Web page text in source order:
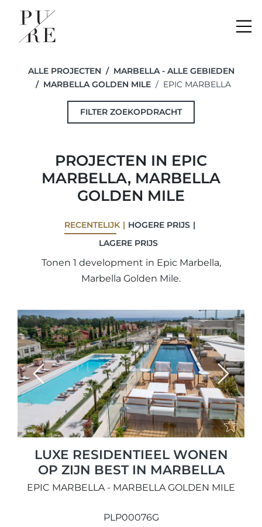
ALLE PROJECTEN
MARBELLA - ALLE GEBIEDEN
MARBELLA GOLDEN MILE
EPIC MARBELLA
FILTER ZOEKOPDRACHT
PROJECTEN IN EPIC
MARBELLA, MARBELLA
GOLDEN MILE
RECENTELIJK
HOGERE PRIJS
LAGERE PRIJS
Tonen 1 development in Epic Marbella,
Marbella Golden Mile.
Previous Next
LUXE RESIDENTIEEL WONEN
OP ZIJN BEST IN MARBELLA
EPIC MARBELLA - MARBELLA GOLDEN MILE
PLP00076G